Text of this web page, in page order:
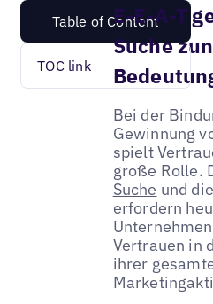
Table of Content
TOC link
E-E-A-T
Suche
Bei der
Gewinnung
spielt
große Rolle.
Suche und die
erfordern
Vertrauen in
ihrer